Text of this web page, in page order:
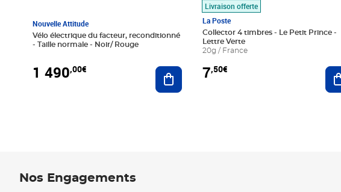
Nouvelle Attitude
Vélo électrique du facteur, reconditionné
- Taille normale - Noir/ Rouge
1 490,00€ Ajouter au panier
Livraison offerte
La Poste
Collector 4 timbres - Le Petit Prince -
Lettre Verte
20g / France
7,50€
Nos Engagements